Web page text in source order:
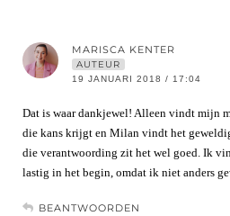
MARISCA KENTER
AUTEUR
19 JANUARI 2018 / 17:04
Dat is waar dankjewel! Alleen vindt mijn
die kans krijgt en Milan vindt het
die verantwoording zit het wel goed. Ik
lastig in het begin, omdat ik niet anders
BEANTWOORDEN